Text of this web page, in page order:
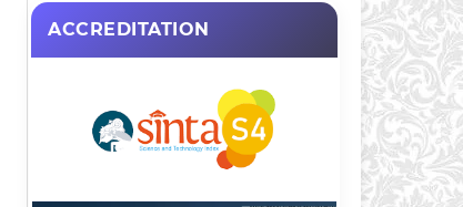
ACCREDITATION